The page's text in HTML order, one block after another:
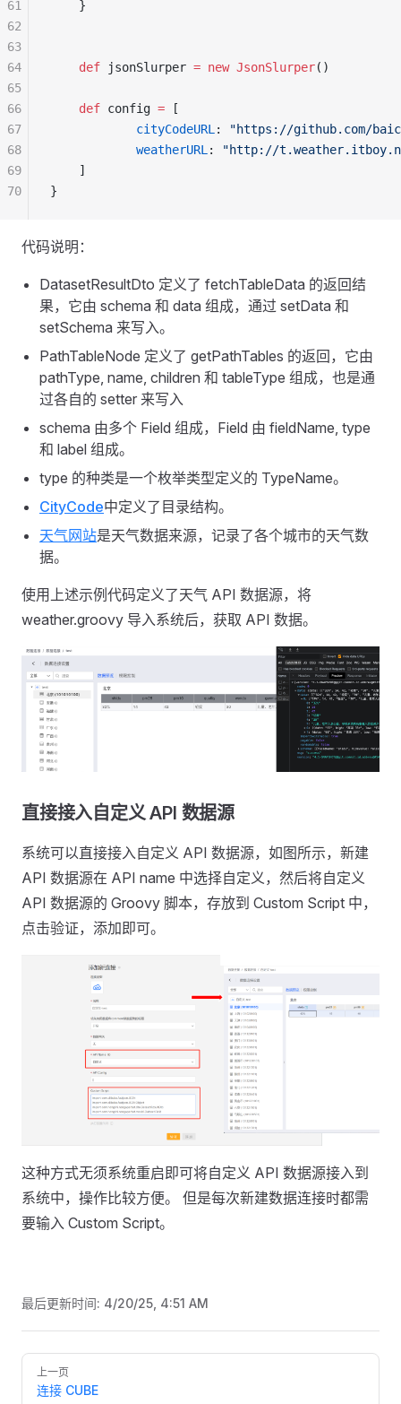
    }
    def
jsonSlurper = new JsonSlurper()
    def
config = [
            cityCodeURL
:
"https://github.com/
            weatherURL
:
"http://
    ]
}
61
62
63
64
65
66
67
68
69
70
代码说明：
DatasetResultDto 定义了 fetchTableData 的返回结
果，它由 schema 和 data 组成，通过 setData 和
setSchema 来写入。
PathTableNode 定义了 getPathTables 的返回，它由
pathType, name, children 和 tableType 组成，也是通
过各自的 setter 来写入
schema 由多个 Field 组成，Field 由 fieldName, type
和 label 组成。
type 的种类是一个枚举类型定义的 TypeName。
CityCode中定义了目录结构。
天气网站是天气数据来源，记录了各个城市的天气数
据。
使用上述示例代码定义了天气 API 数据源，将
weather.groovy 导入系统后，获取 API 数据。
直接接入自定义 API 数据源
系统可以直接接入自定义 API 数据源，如图所示，新建
API 数据源在 API name 中选择自定义，然后将自定义
API 数据源的 Groovy 脚本，存放到 Custom Script 中，
点击验证，添加即可。
这种方式无须系统重启即可将自定义 API 数据源接入到
系统中，操作比较方便。 但是每次新建数据连接时都需
要输入 Custom Script。
最后更新时间: 4/20/25, 4:51 AM
Pager
上一页
连接 CUBE